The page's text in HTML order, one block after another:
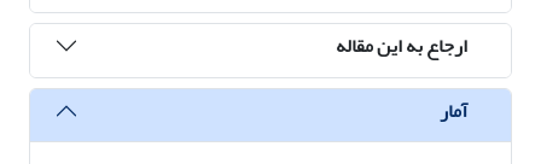
ارجاع به این مقاله
آمار